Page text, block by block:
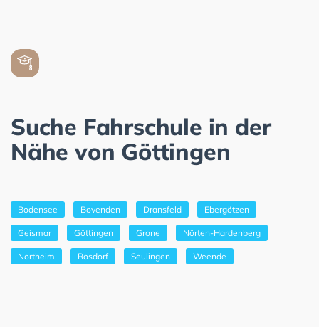
Suche Fahrschule in der
Nähe von Göttingen
Bodensee Bovenden Dransfeld Ebergötzen
Geismar Göttingen Grone Nörten-Hardenberg
Northeim Rosdorf Seulingen Weende